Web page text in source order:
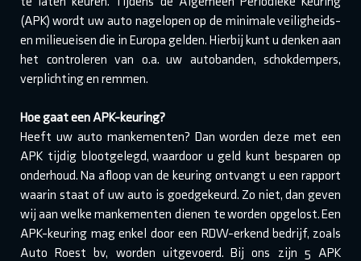
(APK) wordt uw auto nagelopen op de minimale veiligheids-
en milieueisen die in Europa gelden. Hierbij kunt u denken aan
het controleren van o.a. uw autobanden, schokdempers,
verplichting en remmen.
Hoe gaat een APK-keuring?
Heeft uw auto mankementen? Dan worden deze met een
APK tijdig blootgelegd, waardoor u geld kunt besparen op
onderhoud. Na afloop van de keuring ontvangt u een rapport
waarin staat of uw auto is goedgekeurd. Zo niet, dan geven
wij aan welke mankementen dienen te worden opgelost. Een
APK-keuring mag enkel door een RDW-erkend bedrijf, zoals
Auto Roest bv, worden uitgevoerd. Bij ons zijn 5 APK